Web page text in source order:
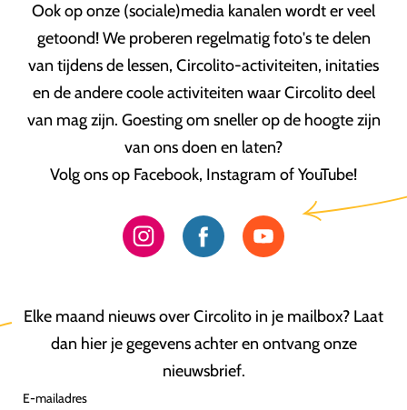
Ook op onze (sociale)media kanalen wordt er veel
getoond! We proberen regelmatig foto's te delen
van tijdens de lessen, Circolito-activiteiten, initaties
en de andere coole activiteiten waar Circolito deel
van mag zijn. Goesting om sneller op de hoogte zijn
van ons doen en laten?
Volg ons op Facebook, Instagram of YouTube!
Elke maand nieuws over Circolito in je mailbox? Laat
dan hier je gegevens achter en ontvang onze
nieuwsbrief.
E-mailadres